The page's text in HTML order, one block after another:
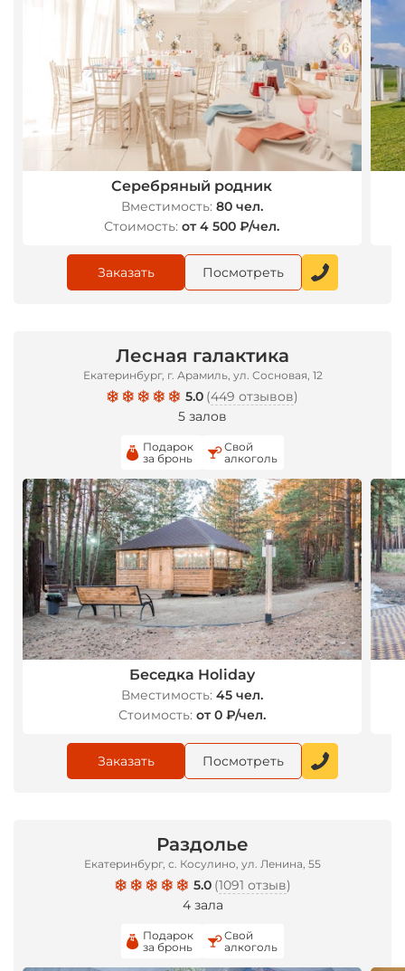
Серебряный родник
Вместимость: 80 чел.
Стоимость: от 4 500 ₽/чел.
Заказать Посмотреть
Лесная галактика
Екатеринбург, г. Арамиль, ул. Сосновая, 12
5.0 (449 отзывов)
5 залов
Подарок
за бронь
Свой
алкоголь
Беседка Holiday
Вместимость: 45 чел.
Стоимость: от 0 ₽/чел.
Заказать Посмотреть
Раздолье
Екатеринбург, с. Косулино, ул. Ленина, 55
5.0 (1091 отзыв)
4 зала
Подарок
за бронь
Свой
алкоголь
*